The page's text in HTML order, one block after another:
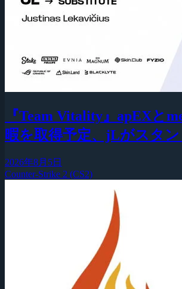
『Team Vitality』apEXと
暇を取得予定、jLがスタ
2026年8月5日
Counter-Strike 2 (CS2)